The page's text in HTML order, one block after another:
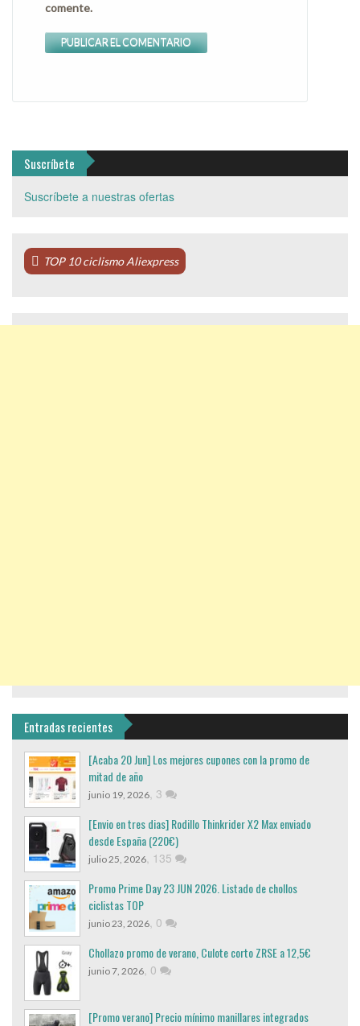
comente.
Suscríbete
Suscríbete a nuestras ofertas
TOP 10 ciclismo Aliexpress
Entradas recientes
[Acaba 20 Jun] Los mejores cupones con la promo de
mitad de año
junio 19, 2026, 3
[Envio en tres dias] Rodillo Thinkrider X2 Max enviado
desde España (220€)
julio 25, 2026, 135
Promo Prime Day 23 JUN 2026. Listado de chollos
ciclistas TOP
junio 23, 2026, 0
Chollazo promo de verano, Culote corto ZRSE a 12,5€
junio 7, 2026, 0
[Promo verano] Precio mínimo manillares integrados